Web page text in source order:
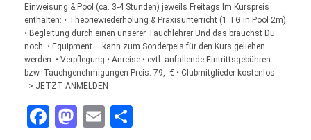
Einweisung & Pool (ca. 3-4 Stunden) jeweils Freitags Im Kurspreis
enthalten: • Theoriewiederholung & Praxisunterricht (1 TG in Pool 2m)
• Begleitung durch einen unserer Tauchlehrer Und das brauchst Du
noch: • Equipment – kann zum Sonderpeis für den Kurs geliehen
werden. • Verpflegung • Anreise • evtl. anfallende Eintrittsgebühren
bzw. Tauchgenehmigungen Preis: 79,- € • Clubmitglieder kostenlos
> JETZT ANMELDEN
Facebook
Mastodon
Email